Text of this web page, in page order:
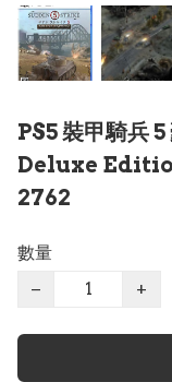
PS5 裝甲騎兵
Deluxe
2762
數量
−
+